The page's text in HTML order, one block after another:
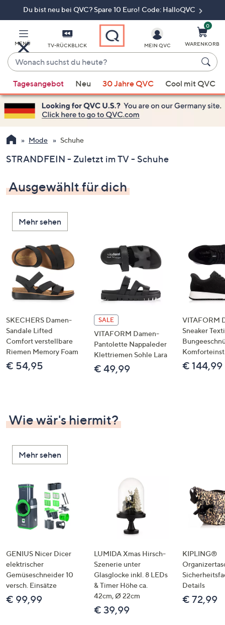
Du bist neu bei QVC? Spare 10 Euro! Code: HalloQVC
MENÜ TV-RÜCKBLICK
Wonach
suchst
du
heute?
Vorschläge
verfügbar
sind,
verwenden
Sie
Pfeiltasten
oben
und
nach
unten
oder
wischen
Sie
Touch-
Geräten
links
bzw.
rechts,
um
diese
MEIN QVC
0
WARENKORB
Tagesangebot Neu 30 Jahre QVC Cool mit QVC
Mode Schuhe
STRANDFEIN - Zuletzt im TV - Schuhe
Ausgewählt für dich
Mehr sehen
SKECHERS Damen-
Sandale Lifted
Comfort verstellbare
Riemen Memory Foam
€ 54,95
SALE
VITAFORM Damen-
Pantolette Nappaleder
Klettriemen Sohle Lara
€ 49,99
VITAFORM
Sneaker
€ 144,99
Wie wär's hiermit?
Mehr sehen
GENIUS Nicer Dicer
elektrischer
Gemüseschneider 10
versch. Einsätze
€ 99,99
LUMIDA Xmas Hirsch-
Szenerie unter
Glasglocke inkl. 8 LEDs
& Timer Höhe ca.
42cm, Ø 22cm
€ 39,99
KIPLING®
Details
€ 72,99